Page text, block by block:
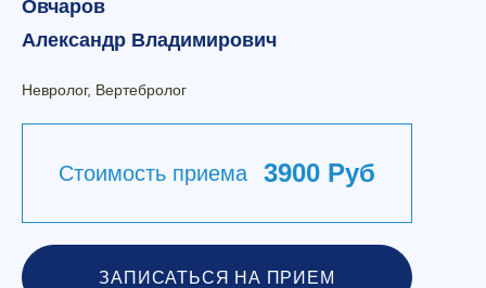
Овчаров
Александр Владимирович
Невролог, Вертебролог
Стоимость приема 3900 Руб
ЗАПИСАТЬСЯ НА ПРИЕМ